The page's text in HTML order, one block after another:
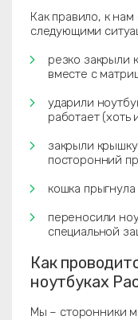
Как правило, к
следующими
резко закрыли
вместе с
ударили
работает (хоть
закрыли
посторонний
кошка
переносили
специальной
Как
ноутбуках
Мы – сторонники